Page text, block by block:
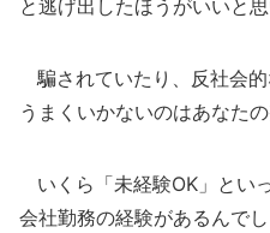
と逃げ出したほうがいいと思
騙されていたり、反社会的
うまくいかないのはあなた
いくら「未経験OK」とい
会社勤務の経験があるんでし